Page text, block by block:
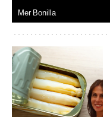
Mer Bonilla